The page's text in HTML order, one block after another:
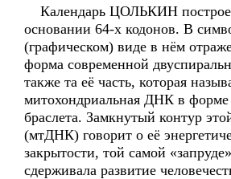
Календарь ЦОЛЬКИН
основании 64-х кодонов. В
(графическом) виде в нём
форма современной
также та её часть, которая
митохондриальная ДНК в форме
браслета. Замкнутый контур
(мтДНК) говорит о её
закрытости, той самой
сдерживала развитие